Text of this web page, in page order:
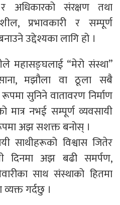
अधिकारको संरक्षण तथा
प्रभावकारी र सम्पूर्ण
उद्देश्यका लागि हो ।
महासङ्घलाई “मेरो संस्था”
मझौला वा ठूला सबै
सुनिने वातावरण निर्माण
मात्र नभई सम्पूर्ण व्यवसायी
अझ सशक्त बनोस् ।
साथीहरूको विश्वास जितेर
दिनमा अझ बढी समर्पण,
साथ संस्थाको हितमा
व्यक्त गर्दछु ।